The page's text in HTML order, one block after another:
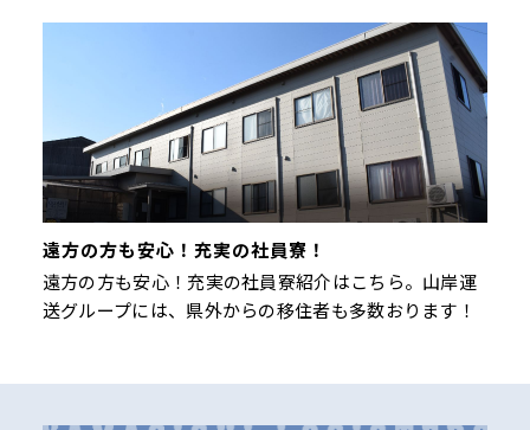
遠方の方も安心！充実の社員寮！
遠方の方も安心！充実の社員寮紹介はこちら。山岸運
送グループには、県外からの移住者も多数おります！